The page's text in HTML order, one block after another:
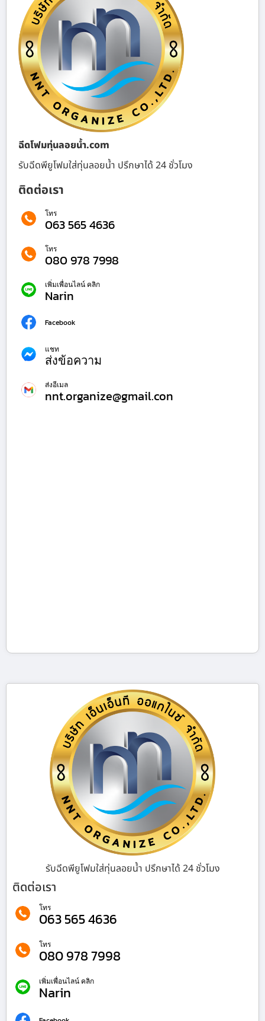
ฉีดโฟมทุ่นลอยน้ำ.com
รับฉีดพียูโฟมใส่ทุ่นลอยน้ำ ปรึกษาได้ 24 ชั่วโมง
ติดต่อเรา
โทร
063 565 4636
โทร
080 978 7998
เพิ่มเพื่อนไลน์ คลิก
Narin
Facebook
แชท
ส่งข้อความ
ส่งอีเมล
nnt.organize@gmail.con
รับฉีดพียูโฟมใส่ทุ่นลอยน้ำ ปรึกษาได้ 24 ชั่วโมง
ติดต่อเรา
โทร
063 565 4636
โทร
080 978 7998
เพิ่มเพื่อนไลน์ คลิก
Narin